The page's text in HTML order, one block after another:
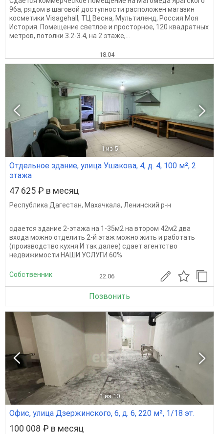
96а, рядoм в шаговой доступности расположен магазин
косметики Visagehall, ТЦ Весна, Мультиленд, Россия Моя
История. Помещение светлое и просторное, 120 квaдpaтных
мeтрoв, потолки 3.2-3.4, на 2 этaже,...
18.04
1 из 5
Отдельное здание, улица Ушакова, 4, д. 4, 100 м², 2
этажа
47 625 ₽ в месяц
Республика Дагестан, Махачкала, Ленинский р-н
сдается здание 2-этажа на 1-35м2 на втором 42м2 два
входа можно отделить 2-й этаж можно жить и работать
(производство кухня И так далее) сдает агентство
недвижимости НАШИ УСЛУГИ 60%
Собственник 22.06
Позвонить
1 из 10
Офис, улица Дзержинского, 6, д. 6, 220 м², 1/18 эт.
100 008 ₽ в месяц